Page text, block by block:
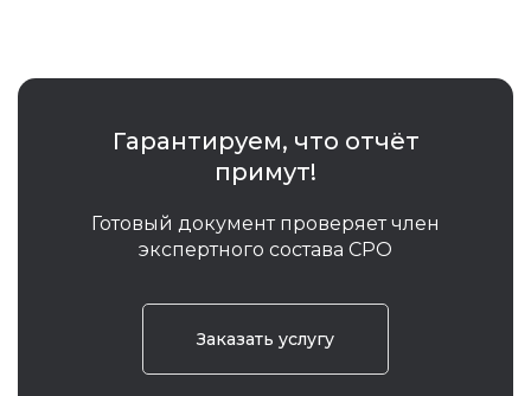
Гарантируем, что отчёт
примут!
Готовый документ проверяет член
экспертного состава СРО
Заказать услугу